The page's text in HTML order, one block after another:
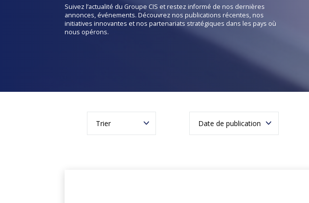
Suivez l’actualité du Groupe CIS et restez informé de nos dernières
annonces, événements. Découvrez nos publications récentes, nos
initiatives innovantes et nos partenariats stratégiques dans les pays où
nous opérons.
Trier Date de publication